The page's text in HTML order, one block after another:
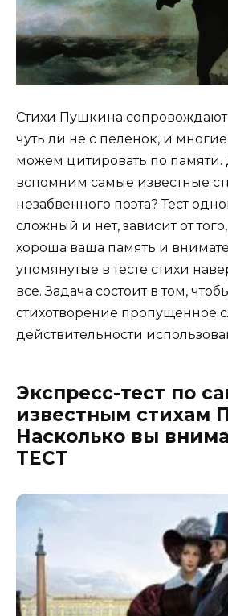
Стихи Пушкина
чуть ли не с пелёнок, и
можем цитировать по памяти.
вспомним самые известные
незабвенного поэта? Тест
сложный и нет, зависит от
хороша ваша память и
упомянутые в тесте стихи
все. Задача состоит в том,
стихотворение пропущенное
действительности
Экспресс-тест по
известным стихам
Насколько вы
ТЕСТ